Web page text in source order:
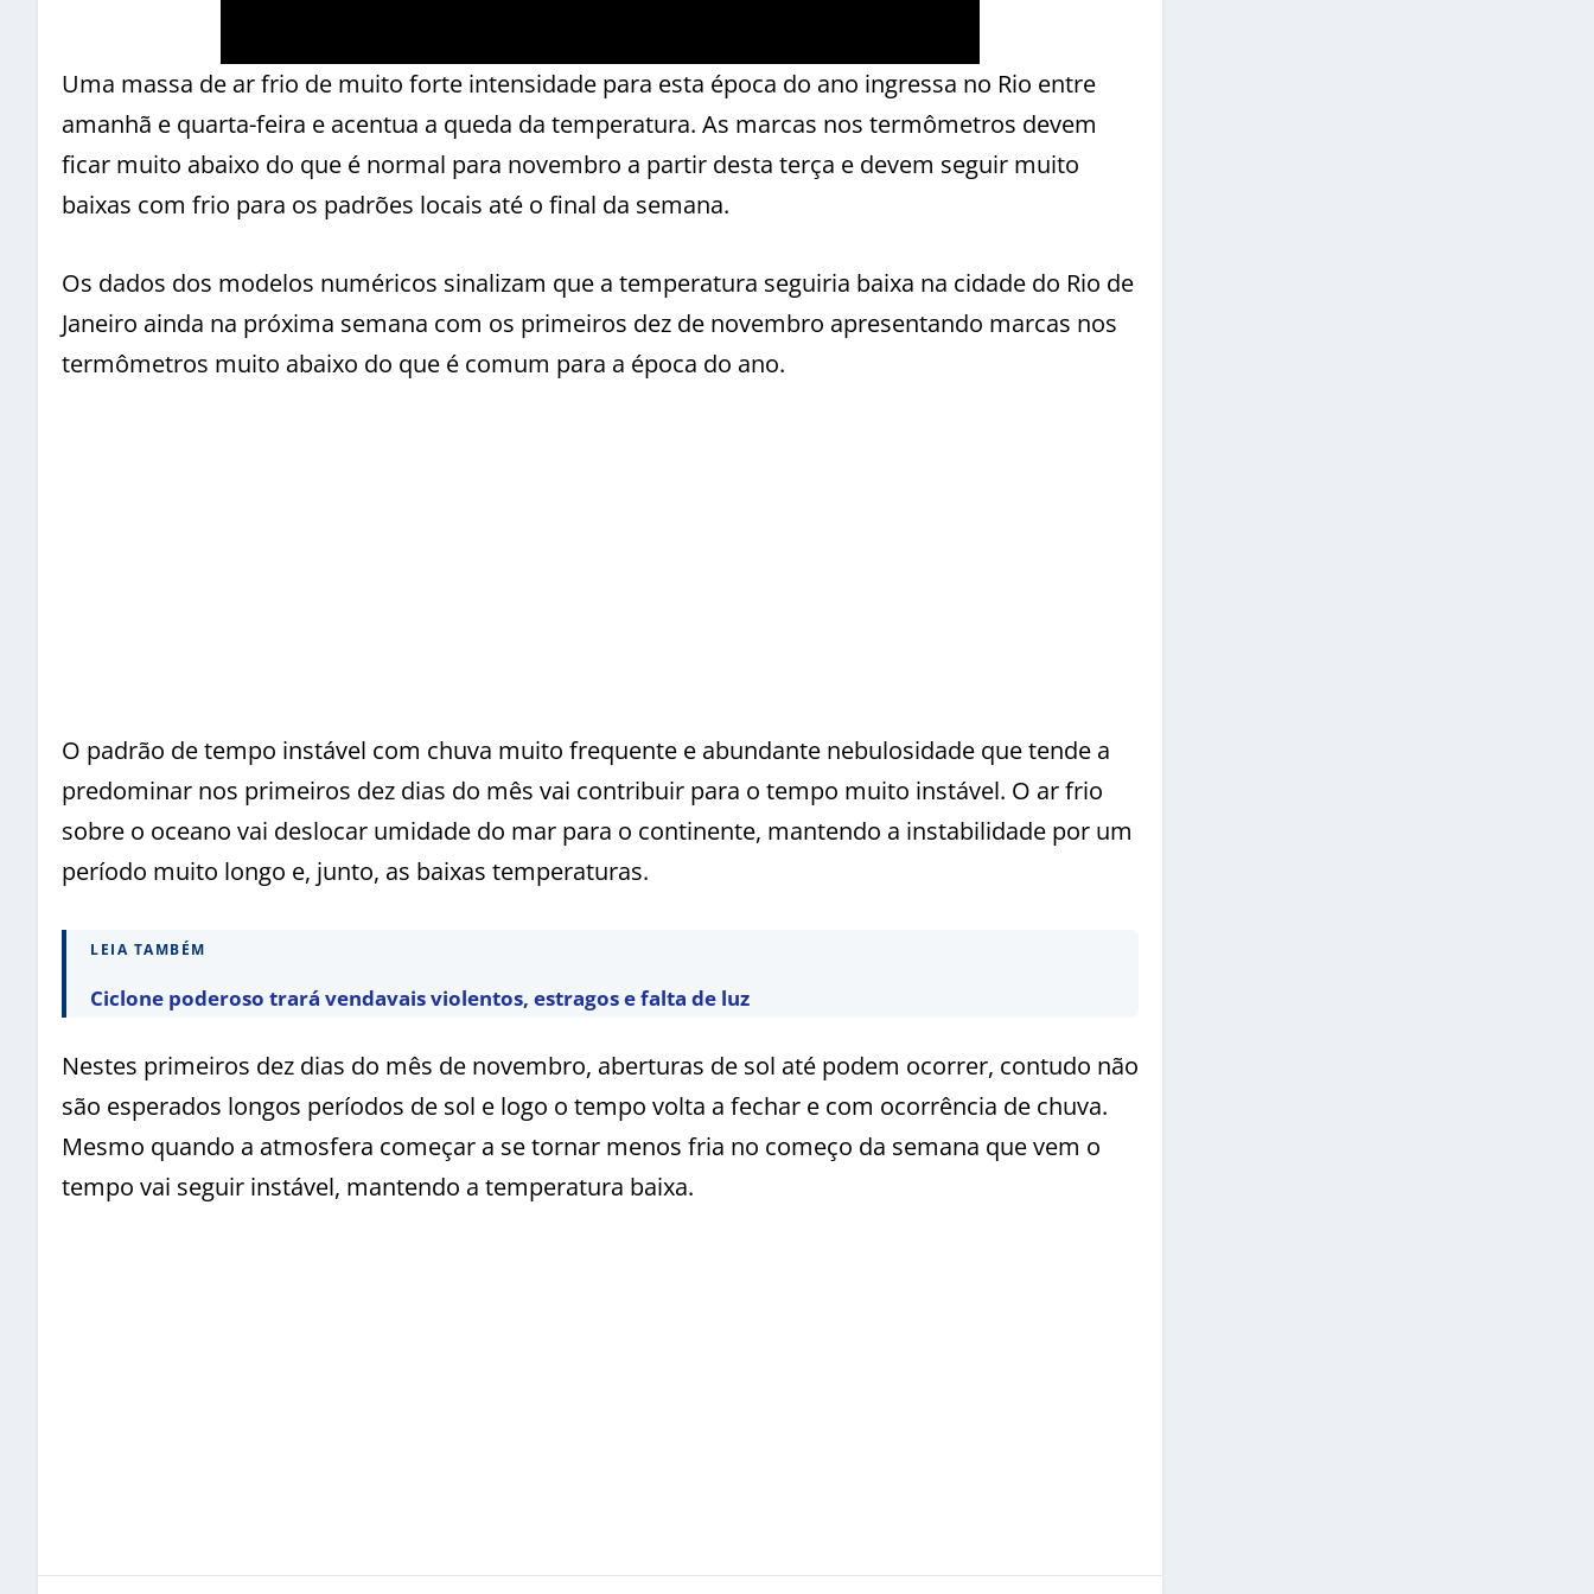
Uma massa de ar frio de muito forte intensidade para esta época do ano ingressa no Rio entre
amanhã e quarta-feira e acentua a queda da temperatura. As marcas nos termômetros devem
ficar muito abaixo do que é normal para novembro a partir desta terça e devem seguir muito
baixas com frio para os padrões locais até o final da semana.
Os dados dos modelos numéricos sinalizam que a temperatura seguiria baixa na cidade do Rio de
Janeiro ainda na próxima semana com os primeiros dez de novembro apresentando marcas nos
termômetros muito abaixo do que é comum para a época do ano.
O padrão de tempo instável com chuva muito frequente e abundante nebulosidade que tende a
predominar nos primeiros dez dias do mês vai contribuir para o tempo muito instável. O ar frio
sobre o oceano vai deslocar umidade do mar para o continente, mantendo a instabilidade por um
período muito longo e, junto, as baixas temperaturas.
LEIA TAMBÉM
Ciclone poderoso trará vendavais violentos, estragos e falta de luz
Nestes primeiros dez dias do mês de novembro, aberturas de sol até podem ocorrer, contudo não
são esperados longos períodos de sol e logo o tempo volta a fechar e com ocorrência de chuva.
Mesmo quando a atmosfera começar a se tornar menos fria no começo da semana que vem o
tempo vai seguir instável, mantendo a temperatura baixa.